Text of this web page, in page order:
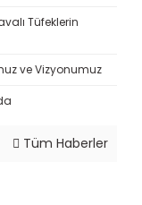
Tüfeklerin
ve Vizyonumuz
Tüm Haberler